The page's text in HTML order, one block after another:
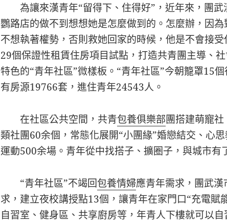
為讓來漢青年“留得下、住得好”，近年來，團武
鸚路店的做不到想想她是怎麼做到的。怎麼辦，因
不想執著權勢，否則救她回家的時候，他是不會接受
29個保證性租賃住房項目試點，打造共青團主導、
特色的“青年社區”微樣板。“青年社區”今朝籠罩15
有房源19766套，進住青年24543人。
在社區公共空間，共青包養俱樂部團搭建萌寵
類社團60余個，常態化展開“小團緣”婚戀結交、心
運動500余場。青年從中找搭子、擴圈子，與城市有
“青年社區”不竭回包養情婦應青年需求，團武
求，建立夜校講授點13個，讓青年在家門口“充電賦
自習室、健身區、共享廚房等，年青人下樓就可以